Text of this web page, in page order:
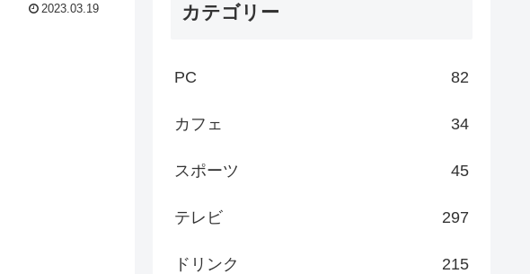
2023.03.19 カテゴリー
PC 82
カフェ 34
スポーツ 45
テレビ 297
ドリンク 215